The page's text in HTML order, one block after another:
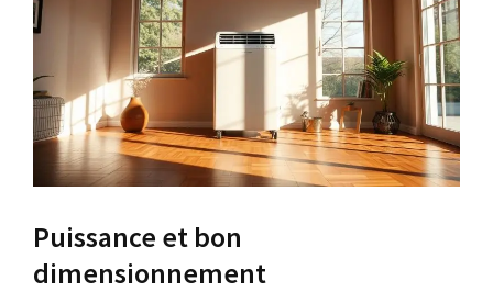
Puissance et bon
dimensionnement